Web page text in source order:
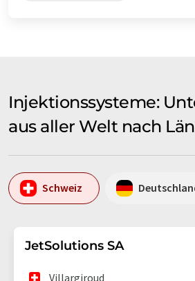
Injektionssysteme:
aus aller Welt nach
Schweiz
JetSolutions SA
Villargiroud